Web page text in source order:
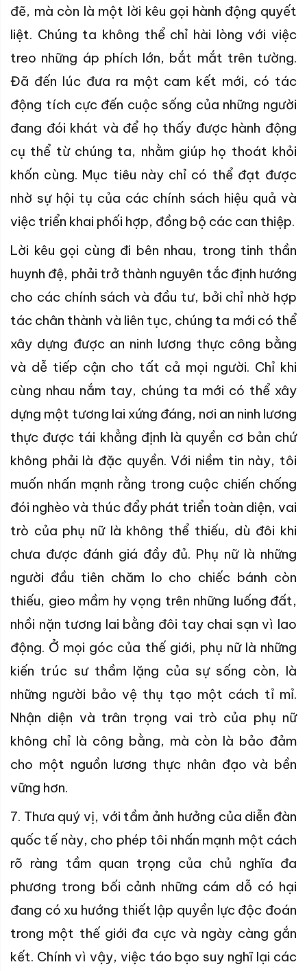
đẽ, mà còn là một lời kêu gọi hành động quyết
liệt. Chúng ta không thể chỉ hài lòng với việc
treo những áp phích lớn, bắt mắt trên tường.
Đã đến lúc đưa ra một cam kết mới, có tác
động tích cực đến cuộc sống của những người
đang đói khát và để họ thấy được hành động
cụ thể từ chúng ta, nhằm giúp họ thoát khỏi
khốn cùng. Mục tiêu này chỉ có thể đạt được
nhờ sự hội tụ của các chính sách hiệu quả và
việc triển khai phối hợp, đồng bộ các can thiệp.
Lời kêu gọi cùng đi bên nhau, trong tinh thần
huynh đệ, phải trở thành nguyên tắc định hướng
cho các chính sách và đầu tư, bởi chỉ nhờ hợp
tác chân thành và liên tục, chúng ta mới có thể
xây dựng được an ninh lương thực công bằng
và dễ tiếp cận cho tất cả mọi người. Chỉ khi
cùng nhau nắm tay, chúng ta mới có thể xây
dựng một tương lai xứng đáng, nơi an ninh lương
thực được tái khẳng định là quyền cơ bản chứ
không phải là đặc quyền. Với niềm tin này, tôi
muốn nhấn mạnh rằng trong cuộc chiến chống
đói nghèo và thúc đẩy phát triển toàn diện, vai
trò của phụ nữ là không thể thiếu, dù đôi khi
chưa được đánh giá đầy đủ. Phụ nữ là những
người đầu tiên chăm lo cho chiếc bánh còn
thiếu, gieo mầm hy vọng trên những luống đất,
nhồi nặn tương lai bằng đôi tay chai sạn vì lao
động. Ở mọi góc của thế giới, phụ nữ là những
kiến trúc sư thầm lặng của sự sống còn, là
những người bảo vệ thụ tạo một cách tỉ mỉ.
Nhận diện và trân trọng vai trò của phụ nữ
không chỉ là công bằng, mà còn là bảo đảm
cho một nguồn lương thực nhân đạo và bền
vững hơn.
7. Thưa quý vị, với tầm ảnh hưởng của diễn đàn
quốc tế này, cho phép tôi nhấn mạnh một cách
rõ ràng tầm quan trọng của chủ nghĩa đa
phương trong bối cảnh những cám dỗ có hại
đang có xu hướng thiết lập quyền lực độc đoán
trong một thế giới đa cực và ngày càng gắn
kết. Chính vì vậy, việc táo bạo suy nghĩ lại các